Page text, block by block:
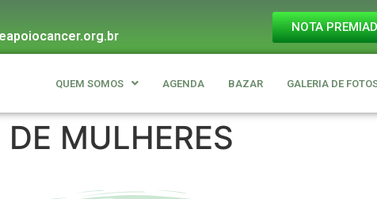
NOTA
QUEM SOMOS AGENDA BAZAR GALERIA DE
DE MULHERES